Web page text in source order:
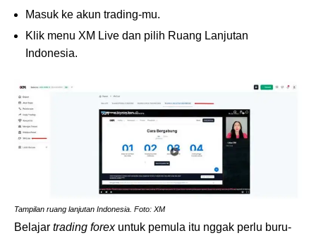
Masuk ke akun trading-mu.
Klik menu XM Live dan pilih Ruang Lanjutan
Indonesia.
Tampilan ruang lanjutan Indonesia. Foto: XM
Belajar trading forexuntuk pemula itu nggak perlu buru-